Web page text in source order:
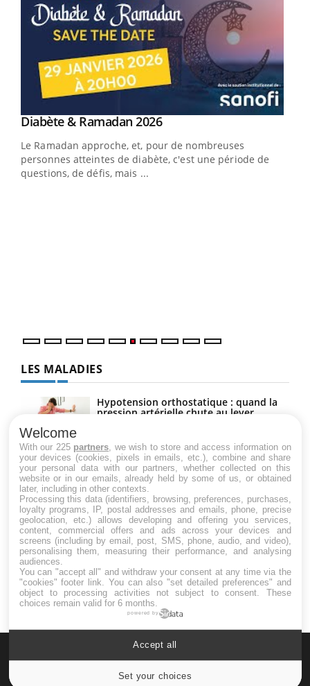
Youtube
Diabète & Ramadan 2026Youtube
Le Ramadan approche, et, pour de nombreuses
personnes atteintes de diabète, c'est une période de
questions, de défis, mais ...
Youtube
Un « jumeau numérique » pour faciliter l’accès
Un établissement lié à un groupe mutualiste innove en
matière de bilan de santé : l'utilisation d'un « jumeau
LES MALADIES
Hypotension orthostatique : quand la
pression artérielle chute au lever
Drépanocytose : une déformation des
globules rouges aux conséquences
graves
Maladie de Charcot (Sclérose latérale
amyotrophique)
Welcome
With our 225 partners , we wish to store and access information on
your devices (cookies, pixels in emails, etc.), combine and share
your personal data with our partners, whether collected on this
website or in our emails, already held by some of us, or obtained
later, including in other contexts.
Processing this data (identifiers, browsing, preferences, purchases,
loyalty programs, IP, postal addresses and emails, phone, precise
geolocation, etc.) allows developing and offering you services,
content, commercial offers and ads across your devices and
screens (including by email, post, SMS, phone, audio, and video),
personalising them, measuring their performance, and analysing
audiences.
You can "accept all" and withdraw your consent at any time via the
"cookies" footer link . You can also "set detailed preferences" and
object to processing activities not subject to consent. These
choices remain valid for 6 months.
powered by
Set your choices
Accept all